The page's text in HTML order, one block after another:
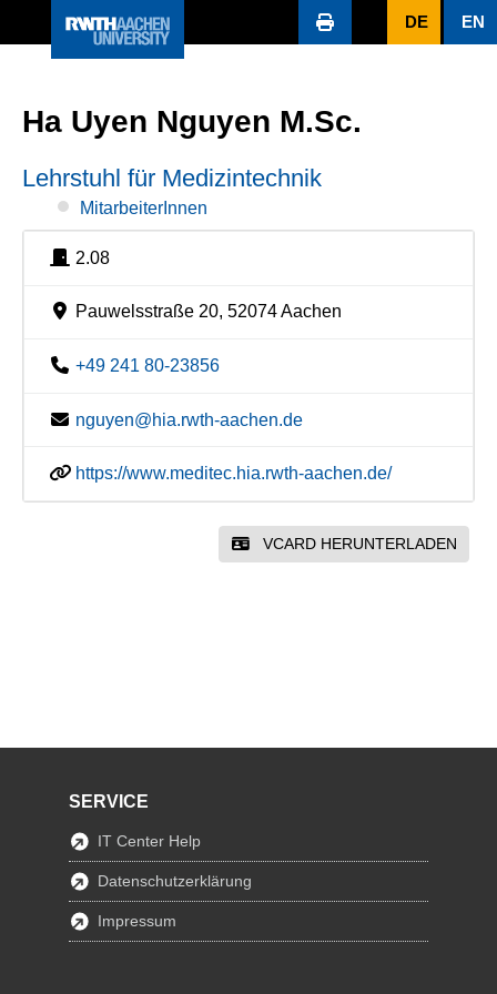
DE EN
Ha Uyen Nguyen M.Sc.
Lehrstuhl für Medizintechnik
MitarbeiterInnen
2.08
Pauwelsstraße 20, 52074 Aachen
+49 241 80-23856
nguyen@hia.rwth-aachen.de
https://www.meditec.hia.rwth-aachen.de/
VCARD HERUNTERLADEN
SERVICE
IT Center Help
Datenschutzerklärung
Impressum